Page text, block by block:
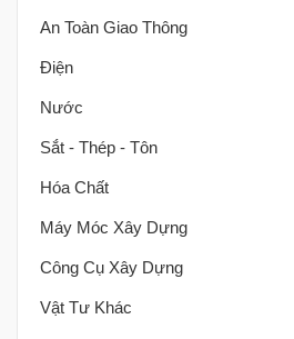
An Toàn Giao Thông
Điện
Nước
Sắt - Thép - Tôn
Hóa Chất
Máy Móc Xây Dựng
Công Cụ Xây Dựng
Vật Tư Khác